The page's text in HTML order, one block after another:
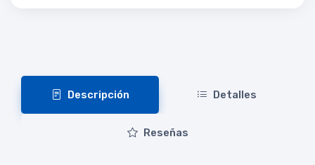
Descripción Detalles
Reseñas